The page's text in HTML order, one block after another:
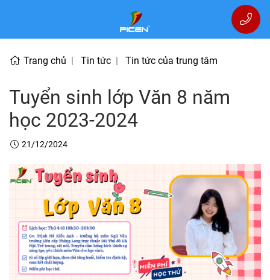
Trang chủ Tin tức Tin tức của trung tâm
Tuyển sinh lớp Văn 8 năm
học 2023-2024
21/12/2024